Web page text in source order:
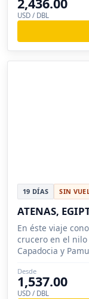
USD / DBL
19 DÍAS SIN
ATENAS,
En éste viaje
crucero en el nilo
Capadocia y
Desde
1,537.00
USD / DBL